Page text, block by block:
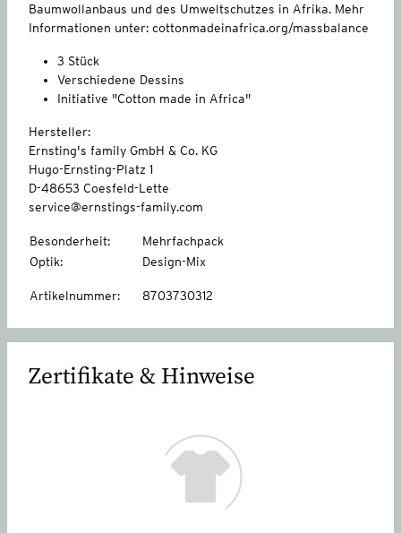
Baumwollanbaus und des Umweltschutzes in Afrika. Mehr
Informationen unter: cottonmadeinafrica.org/massbalance
3 Stück
Verschiedene Dessins
Initiative "Cotton made in Africa"
Hersteller:
Ernsting's family GmbH & Co. KG
Hugo-Ernsting-Platz 1
D-48653 Coesfeld-Lette
service@ernstings-family.com
Besonderheit:
Mehrfachpack
Optik: Design-Mix
Artikelnummer: 8703730312
Zertifikate & Hinweise